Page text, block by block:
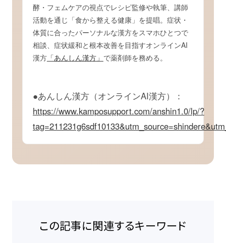
酵・フェムケアの視点でレシピ監修や執筆、講師
活動を通じ「食から整える健康」を提唱。症状・
体質に合ったパーソナルな漢方をスマホひとつで
相談、症状緩和と根本改善を目指すオンラインAI
漢方「あんしん漢方」 で薬剤師を務める。
●あんしん漢方（オンラインAI漢方）：
https://www.kamposupport.com/anshin1.0/lp/?
この記事に関連するキーワード